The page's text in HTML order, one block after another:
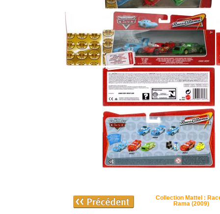
Collection Mattel :
Rama (2009)